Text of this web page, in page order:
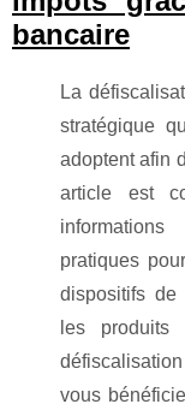
bancaire
La
stratégique
adoptent afin
article est
pratiques
dispositifs de
les produits
vous